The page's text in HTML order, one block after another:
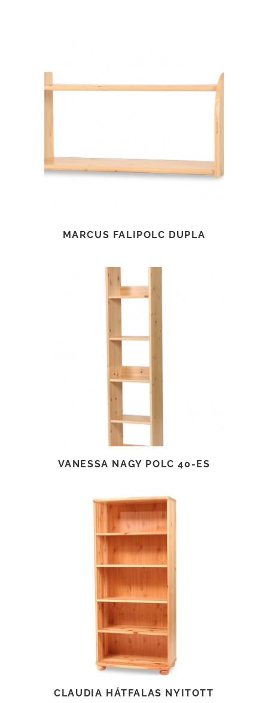
MARCUS FALIPOLC DUPLA
TOVÁBB OLVASOM
VANESSA NAGY POLC 40-ES
TOVÁBB OLVASOM
CLAUDIA HÁTFALAS NYITOTT